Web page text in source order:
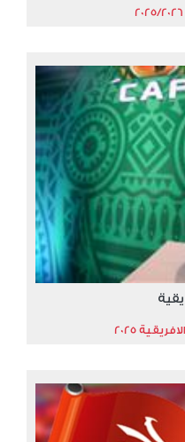
2025